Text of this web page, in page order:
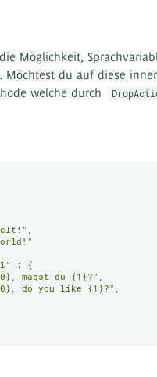
Möglichkeit,
du auf diese
welche durch
,
: {
magst du {1}?" ,
do you like {1}?" ,